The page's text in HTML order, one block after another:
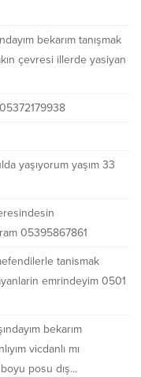
bekarım tanışmak
çevresi illerde yasiyan
yaşıyorum yaşım 33
05395867861
tanismak
emrindeyim 0501
bekarım
vicdanlı mı
posu dış...